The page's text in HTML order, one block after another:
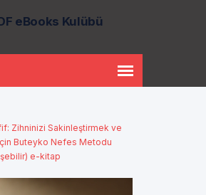
eBooks Kulübü
Zihninizi Sakinleştirmek ve
Buteyko Nefes Metodu
e-kitap